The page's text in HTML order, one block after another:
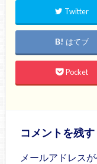
Twitter
はてブ
Pocket
コメントを残す
メールアドレス